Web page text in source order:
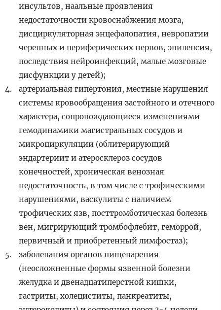
инсультов, наальные проявления
недостаточности кровоснабжения мозга,
дисциркуляторная энцефалопатия, невропатии
черепных и периферических нервов, эпилепсия,
последствия нейроинфекций, малые мозговые
дисфункции у детей);
артериальная гипертония, местные нарушения
системы кровообращения застойного и отечного
характера, сопровождающиеся изменениями
гемодинамики магистральных сосудов и
микроциркуляции (облитерирующий
эндартериит и атеросклероз сосудов
конечностей, хроническая венозная
недостаточность, в том числе с трофическими
нарушениями, васкулиты с наличием
трофических язв, посттромботическая болезнь
вен, мигрирующий тромбофлебит, геморрой,
первичный и приобретенный лимфостаз);
заболевания органов пищеварения
(неосложненные формы язвенной болезни
желудка и двенадцатиперстной кишки,
гастриты, холециститы, панкреатиты,